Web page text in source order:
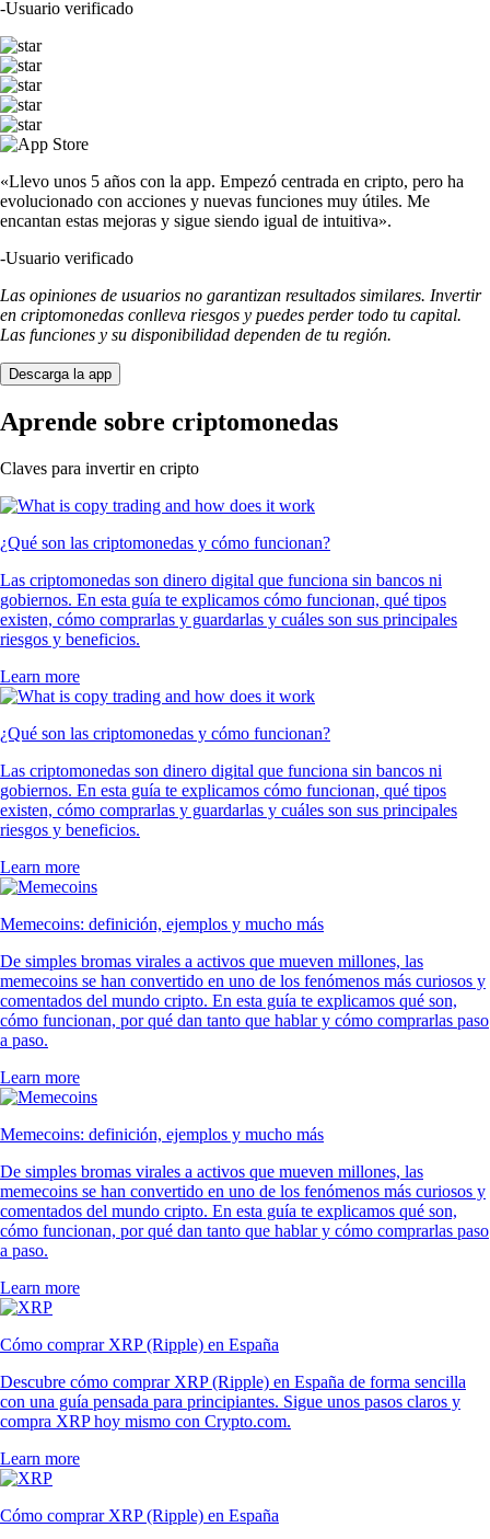
-Usuario verificado
«Llevo unos 5 años con la app. Empezó centrada en cripto, pero ha
evolucionado con acciones y nuevas funciones muy útiles. Me
encantan estas mejoras y sigue siendo igual de intuitiva».
-Usuario verificado
Las opiniones de usuarios no garantizan resultados similares. Invertir
en criptomonedas conlleva riesgos y puedes perder todo tu capital.
Las funciones y su disponibilidad dependen de tu región.
Descarga la app
Aprende sobre criptomonedas
Claves para invertir en cripto
¿Qué son las criptomonedas y cómo funcionan?
Las criptomonedas son dinero digital que funciona sin bancos ni
gobiernos. En esta guía te explicamos cómo funcionan, qué tipos
existen, cómo comprarlas y guardarlas y cuáles son sus principales
riesgos y beneficios.
Learn more
¿Qué son las criptomonedas y cómo funcionan?
Las criptomonedas son dinero digital que funciona sin bancos ni
gobiernos. En esta guía te explicamos cómo funcionan, qué tipos
existen, cómo comprarlas y guardarlas y cuáles son sus principales
riesgos y beneficios.
Learn more
Memecoins: definición, ejemplos y mucho más
De simples bromas virales a activos que mueven millones, las
memecoins se han convertido en uno de los fenómenos más curiosos y
comentados del mundo cripto. En esta guía te explicamos qué son,
cómo funcionan, por qué dan tanto que hablar y cómo comprarlas paso
a paso.
Learn more
Memecoins: definición, ejemplos y mucho más
De simples bromas virales a activos que mueven millones, las
memecoins se han convertido en uno de los fenómenos más curiosos y
comentados del mundo cripto. En esta guía te explicamos qué son,
cómo funcionan, por qué dan tanto que hablar y cómo comprarlas paso
a paso.
Learn more
Cómo comprar XRP (Ripple) en España
Descubre cómo comprar XRP (Ripple) en España de forma sencilla
con una guía pensada para principiantes. Sigue unos pasos claros y
compra XRP hoy mismo con Crypto.com.
Learn more
Cómo comprar XRP (Ripple) en España